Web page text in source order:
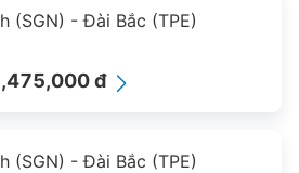
(SGN) - Đài Bắc (TPE)
đ
(SGN) - Đài Bắc (TPE)